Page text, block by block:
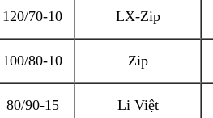
120/70-10 LX-Zip
100/80-10 Zip
80/90-15 Li Việt